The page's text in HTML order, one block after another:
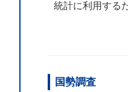
統計に利用する
国勢調査